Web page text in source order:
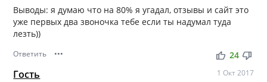
Выводы: я думаю что на 80% я угадал, отзывы и сайт это
уже первых два звоночка тебе если ты надумал туда
лезть))
Ответить ••• thumb_up thumb_down
24
Гость 1 Окт 2017